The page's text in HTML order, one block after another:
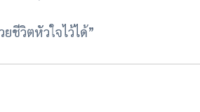
ชีวิตหัวใจไว้ได้”